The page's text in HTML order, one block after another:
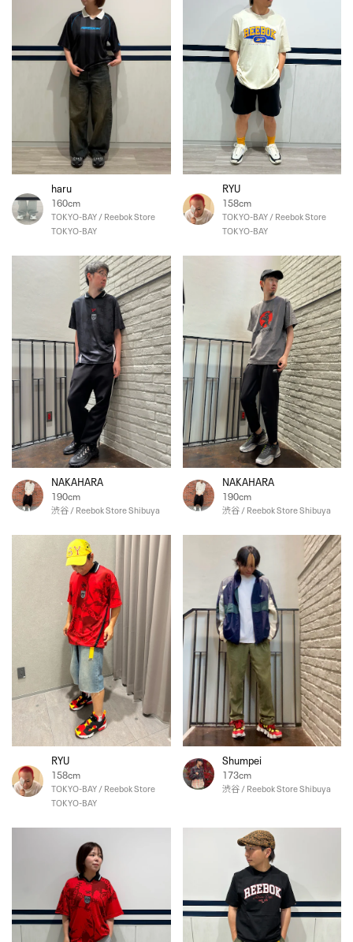
haru
160cm
TOKYO-BAY / Reebok Store
TOKYO-BAY
RYU
158cm
TOKYO-BAY / Reebok Store
TOKYO-BAY
NAKAHARA
190cm
渋谷 / Reebok Store Shibuya
NAKAHARA
190cm
渋谷 / Reebok Store Shibuya
RYU
158cm
TOKYO-BAY / Reebok Store
TOKYO-BAY
Shumpei
173cm
渋谷 / Reebok Store Shibuya